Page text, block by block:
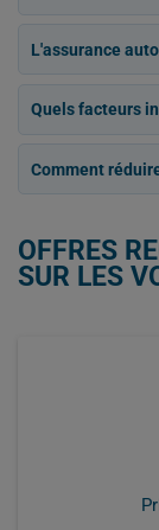
L'assurance
Quels facteurs
Comment
OFFRES
SUR LES